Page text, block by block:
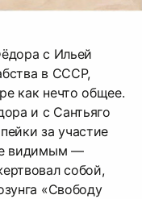
с Ильей
в СССР,
как нечто общее.
и с Сантьяго
за участие
видимым —
собой,
«Свободу